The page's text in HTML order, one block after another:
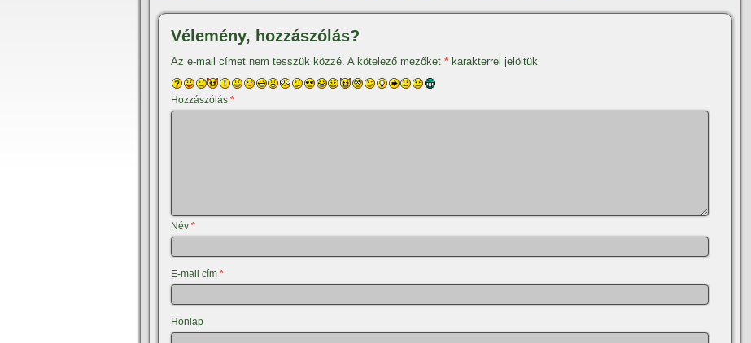
Vélemény, hozzászólás?
Az e-mail címet nem tesszük közzé. A kötelező mezőket * karakterrel jelöltük
Hozzászólás *
Név *
E-mail cím *
Honlap